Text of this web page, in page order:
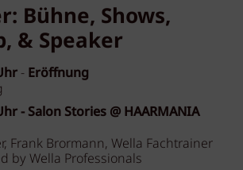
Bühne, Shows,
& Speaker
- Eröffnung
- Salon Stories @ HAARMANIA
Frank Brormann, Wella Fachtrainer
by Wella Professionals